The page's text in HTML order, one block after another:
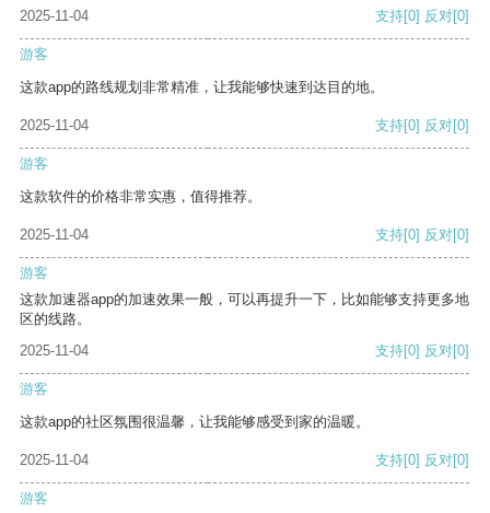
2025-11-04 支持[0] 反对[0]
游客
这款app的路线规划非常精准，让我能够快速到达目的地。
2025-11-04 支持[0] 反对[0]
游客
这款软件的价格非常实惠，值得推荐。
2025-11-04 支持[0] 反对[0]
游客
这款加速器app的加速效果一般，可以再提升一下，比如能够支持更多地
区的线路。
2025-11-04
支持[0] 反对[0]
游客
这款app的社区氛围很温馨，让我能够感受到家的温暖。
2025-11-04 支持[0] 反对[0]
游客